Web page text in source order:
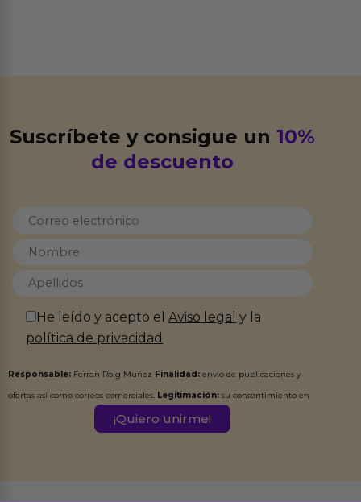
Suscríbete y consigue un10%
de descuento
He leído y acepto elAviso legal y la
política de privacidad
Responsable: Ferran Roig Muñoz Finalidad: envío de publicaciones y
ofertas así como correos comerciales. Legitimación: su consentimiento en
Destinatarios:Ferran Roig Muñoz. Podrás ejercer tus